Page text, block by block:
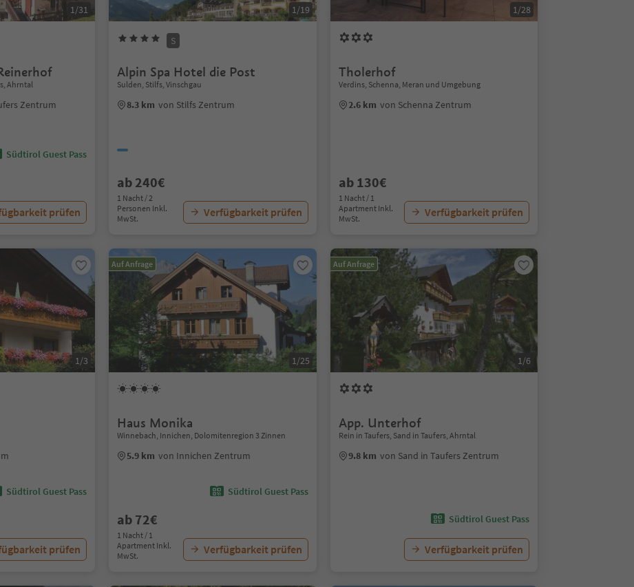
1/31
Ahrntal
Zentrum
Südtirol Guest Pass
prüfen
1/19
S
Alpin Spa Hotel die Post
Sulden, Stilfs, Vinschgau
8.3 km von Stilfs Zentrum
ab 240€
1 Nacht / 2
Personen Inkl.
MwSt.
Verfügbarkeit prüfen
1/28
Tholerhof
Verdins, Schenna, Meran und Umgebung
2.6 km von Schenna Zentrum
ab 130€
1 Nacht / 1
Apartment Inkl.
MwSt.
Verfügbarkeit prüfen
1/3
Südtirol Guest Pass
prüfen
Auf Anfrage
1/25
Haus Monika
Winnebach, Innichen, Dolomitenregion 3 Zinnen
5.9 km von Innichen Zentrum
Südtirol Guest Pass
ab 72€
1 Nacht / 1
Apartment Inkl.
MwSt.
Verfügbarkeit prüfen
Auf Anfrage
1/6
App. Unterhof
Rein in Taufers, Sand in Taufers, Ahrntal
9.8 km von Sand in Taufers Zentrum
Südtirol Guest Pass
Verfügbarkeit prüfen